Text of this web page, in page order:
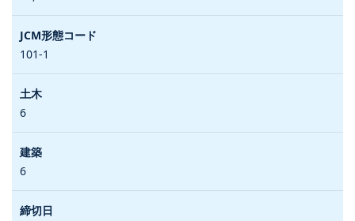
101-1
6
6